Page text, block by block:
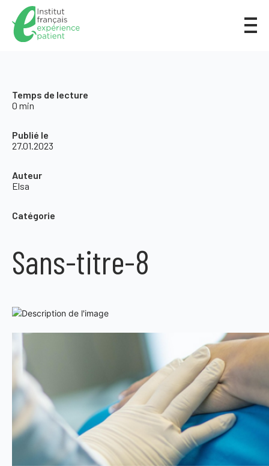
Temps de lecture
0 min
Publié le
27.01.2023
Auteur
Elsa
Catégorie
Sans-titre-8